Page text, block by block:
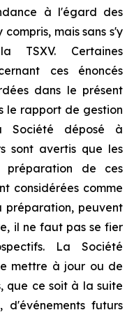
à l'égard des
mais sans s'y
TSXV. Certaines
ces énoncés
dans le présent
le rapport de gestion
Société déposé à
sont avertis que les
préparation de ces
considérées comme
préparation, peuvent
il ne faut pas se fier
La Société
mettre à jour ou de
que ce soit à la suite
d'événements futurs